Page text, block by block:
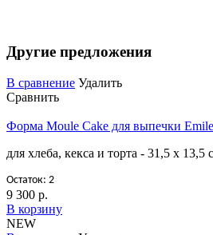
Другие предложения
В сравнение Удалить
Сравнить
Форма Moule Cake для выпечки
для хлеба, кекса и торта - 31,5 х 13,5
Остаток: 2
9 300 р.
В корзину
NEW